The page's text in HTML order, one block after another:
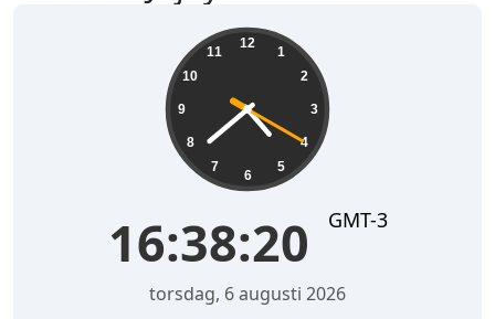
12
1
2
3
4
5
6
7
8
9
10
11
16:38:20 GMT-3
torsdag, 6 augusti 2026